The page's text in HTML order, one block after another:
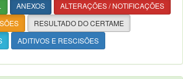
ANEXOS
ALTERAÇÕES / NOTIFICAÇÕES
RESULTADO DO CERTAME
ADITIVOS E RESCISÕES